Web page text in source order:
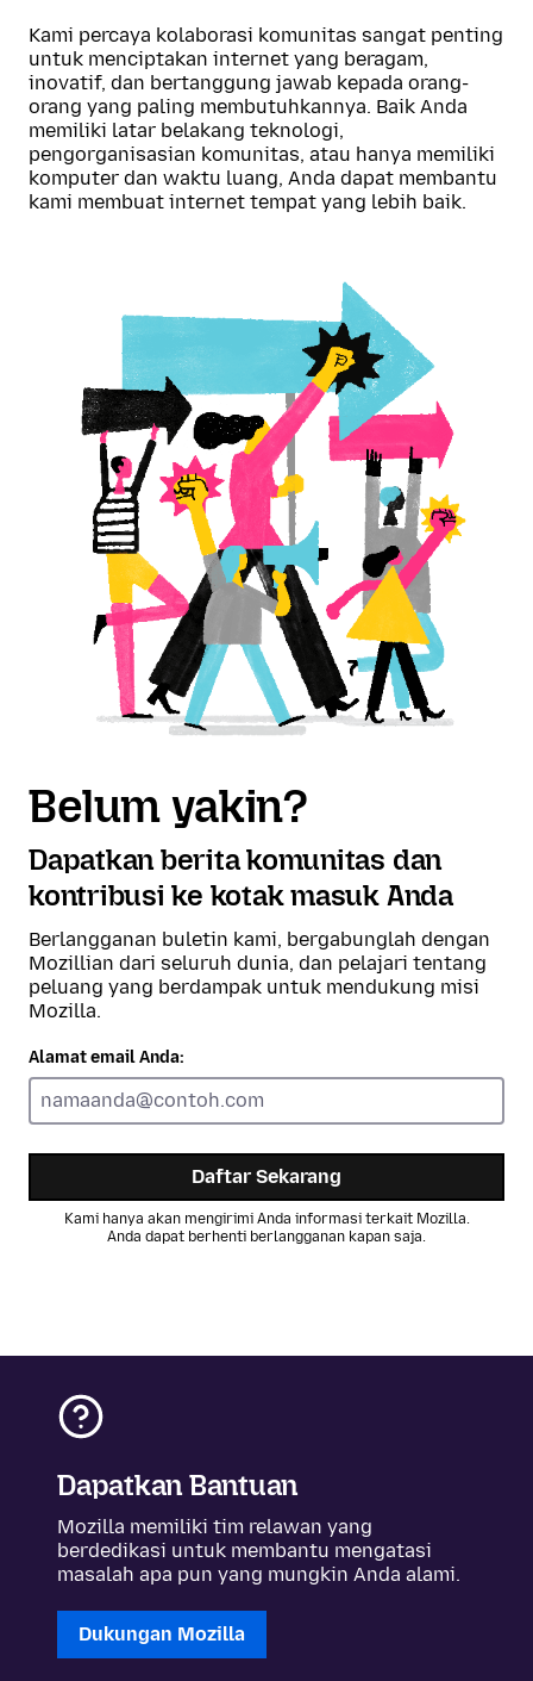
Kami percaya kolaborasi komunitas sangat penting
untuk menciptakan internet yang beragam,
inovatif, dan bertanggung jawab kepada orang-
orang yang paling membutuhkannya. Baik Anda
memiliki latar belakang teknologi,
pengorganisasian komunitas, atau hanya memiliki
komputer dan waktu luang, Anda dapat membantu
kami membuat internet tempat yang lebih baik.
Belum yakin?
Dapatkan berita komunitas dan
kontribusi ke kotak masuk Anda
Berlangganan buletin kami, bergabunglah dengan
Mozillian dari seluruh dunia, dan pelajari tentang
peluang yang berdampak untuk mendukung misi
Mozilla.
Alamat email Anda:
Daftar Sekarang
Kami hanya akan mengirimi Anda informasi terkait Mozilla.
Anda dapat berhenti berlangganan kapan saja.
Dapatkan Bantuan
Mozilla memiliki tim relawan yang
berdedikasi untuk membantu mengatasi
masalah apa pun yang mungkin Anda alami.
Dukungan Mozilla